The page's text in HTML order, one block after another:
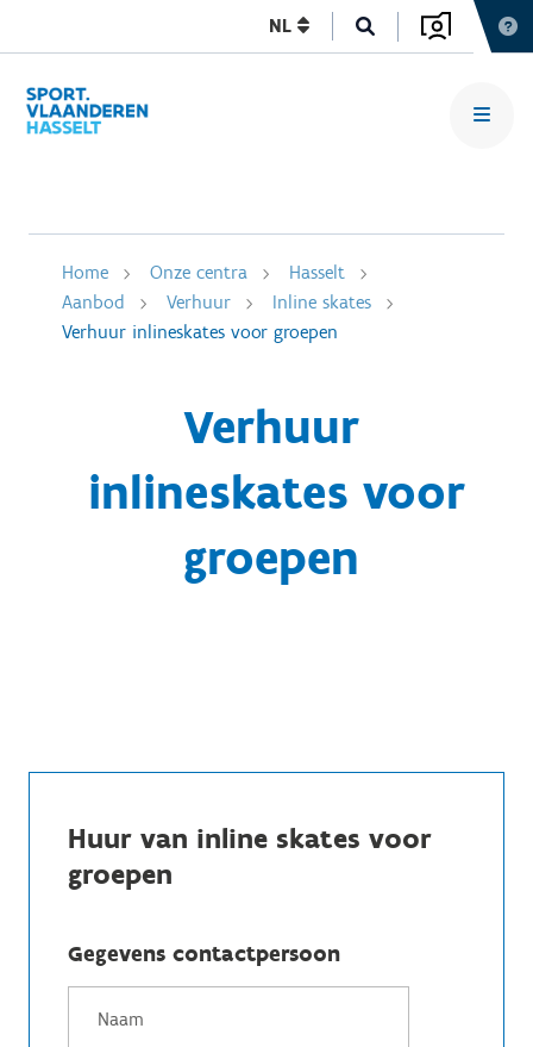
NL
Home Onze centra
Hasselt
Aanbod
Verhuur
Inline skates
Verhuur inlineskates voor groepen
Verhuur
inlineskates voor
groepen
Huur van inline skates voor
groepen
Gegevens contactpersoon